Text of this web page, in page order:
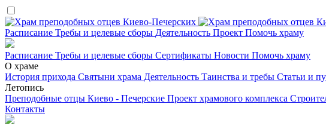
Расписание Требы и целевые сборы Деятельность Проект Помочь храму
Расписание Требы и целевые сборы Сертификаты Новости Помочь храму
О храме
История прихода Святыни храма Деятельность Таинства и требы Статьи и
Летопись
Преподобные отцы Киево - Печерские Проект храмового комплекса
Контакты